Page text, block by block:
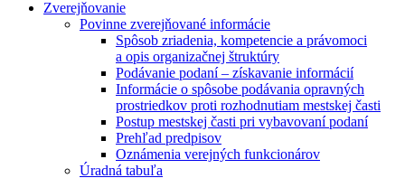
Zverejňovanie
Povinne zverejňované informácie
Spôsob zriadenia, kompetencie a právomoci
a opis organizačnej štruktúry
Podávanie podaní – získavanie informácií
Informácie o spôsobe podávania opravných
prostriedkov proti rozhodnutiam mestskej časti
Postup mestskej časti pri vybavovaní podaní
Prehľad predpisov
Oznámenia verejných funkcionárov
Úradná tabuľa